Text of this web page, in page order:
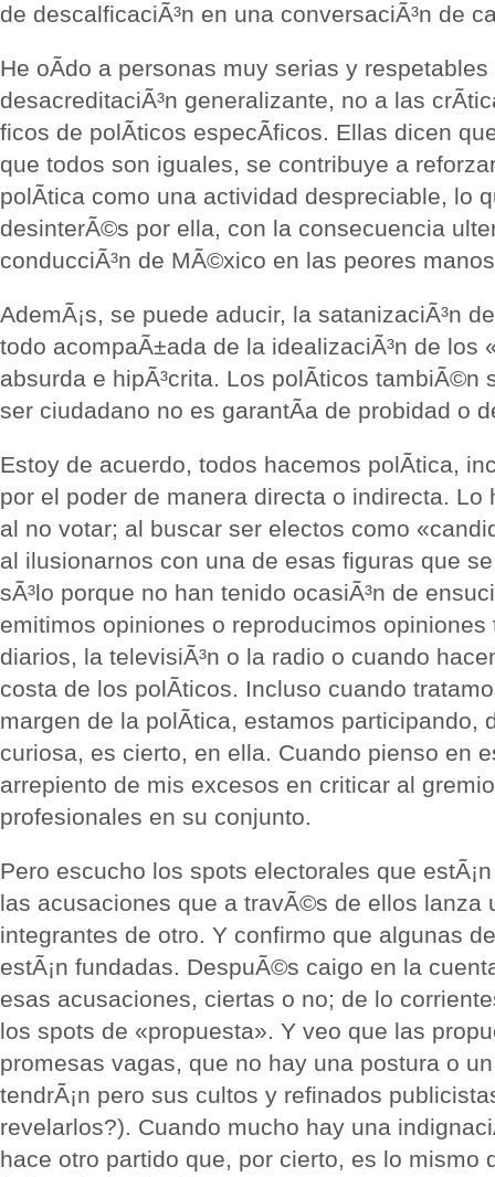
de descalficaciÃ³n en una conversaciÃ³n de
He oÃ­do a personas muy serias y
desacreditaciÃ³n generalizante, no a las
ficos de polÃ­ticos especÃ­ficos. Ellas dicen
que todos son iguales, se contribuye a
polÃ­tica como una actividad despreciable, lo
desinterÃ©s por ella, con la consecuencia
conducciÃ³n de MÃ©xico en las peores
AdemÃ¡s, se puede aducir, la satanizaciÃ³n
todo acompaÃ±ada de la idealizaciÃ³n de los
absurda e hipÃ³crita. Los polÃ­ticos tambiÃ©n
ser ciudadano no es garantÃ­a de probidad o
Estoy de acuerdo, todos hacemos polÃ­tica,
por el poder de manera directa o indirecta. Lo
al no votar; al buscar ser electos como
al ilusionarnos con una de esas figuras que
sÃ³lo porque no han tenido ocasiÃ³n de
emitimos opiniones o reproducimos opiniones
diarios, la televisiÃ³n o la radio o cuando
costa de los polÃ­ticos. Incluso cuando
margen de la polÃ­tica, estamos participando,
curiosa, es cierto, en ella. Cuando pienso en
arrepiento de mis excesos en criticar al
profesionales en su conjunto.
Pero escucho los spots electorales que
las acusaciones que a travÃ©s de ellos lanza
integrantes de otro. Y confirmo que algunas
estÃ¡n fundadas. DespuÃ©s caigo en la
esas acusaciones, ciertas o no; de lo
los spots de «propuesta». Y veo que las
promesas vagas, que no hay una postura o
tendrÃ¡n pero sus cultos y refinados
revelarlos?). Cuando mucho hay una
hace otro partido que, por cierto, es lo mismo